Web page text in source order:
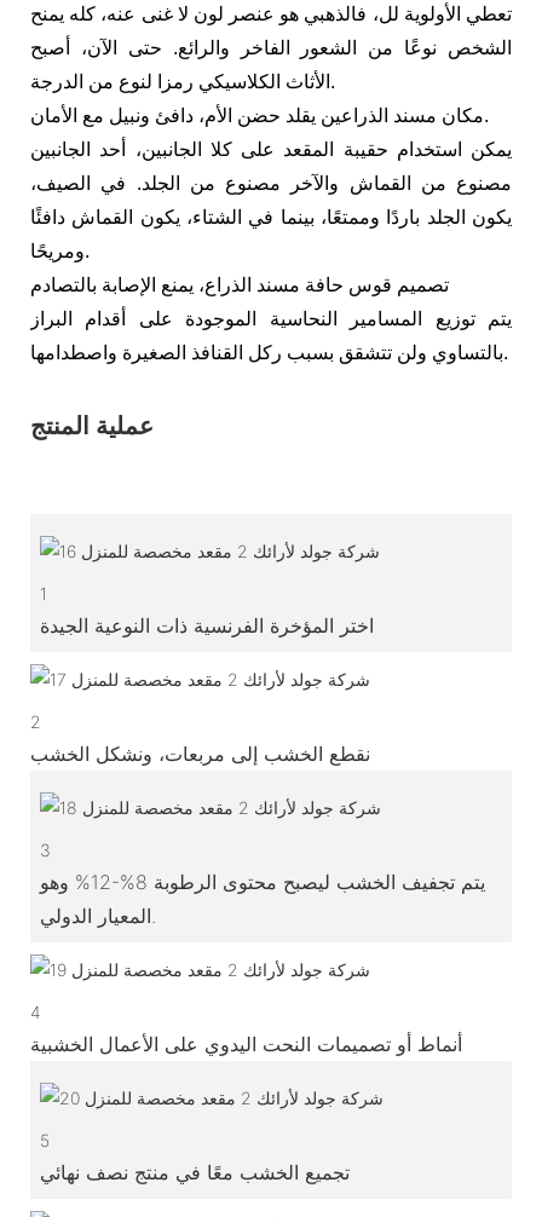
تعطي الأولوية لل، فالذهبي هو عنصر لون لا غنى عنه، كله يمنح
الشخص نوعًا من الشعور الفاخر والرائع. حتى الآن، أصبح
الأثاث الكلاسيكي رمزا لنوع من الدرجة.
مكان مسند الذراعين يقلد حضن الأم، دافئ ونبيل مع الأمان.
يمكن استخدام حقيبة المقعد على كلا الجانبين، أحد الجانبين
مصنوع من القماش والآخر مصنوع من الجلد. في الصيف،
يكون الجلد باردًا وممتعًا، بينما في الشتاء، يكون القماش دافئًا
ومريحًا.
تصميم قوس حافة مسند الذراع، يمنع الإصابة بالتصادم
يتم توزيع المسامير النحاسية الموجودة على أقدام البراز
بالتساوي ولن تتشقق بسبب ركل القنافذ الصغيرة واصطدامها.
عملية المنتج
1
اختر المؤخرة الفرنسية ذات النوعية الجيدة
2
نقطع الخشب إلى مربعات، ونشكل الخشب
3
يتم تجفيف الخشب ليصبح محتوى الرطوبة 8%-12% وهو
4
أنماط أو تصميمات النحت اليدوي على الأعمال الخشبية
5
تجميع الخشب معًا في منتج نصف نهائي